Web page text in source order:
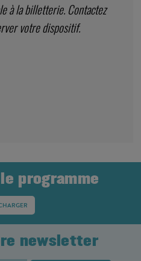
à la billetterie. Contactez
votre dispositif.
programme
newsletter